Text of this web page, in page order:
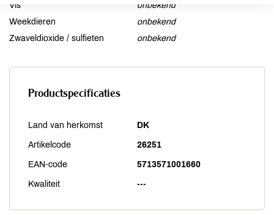
Vis
onbekend
Weekdieren
onbekend
Zwaveldioxide / sulfieten
onbekend
Productspecificaties
Land van herkomst DK
Artikelcode 26251
EAN-code 5713571001660
Kwaliteit ---